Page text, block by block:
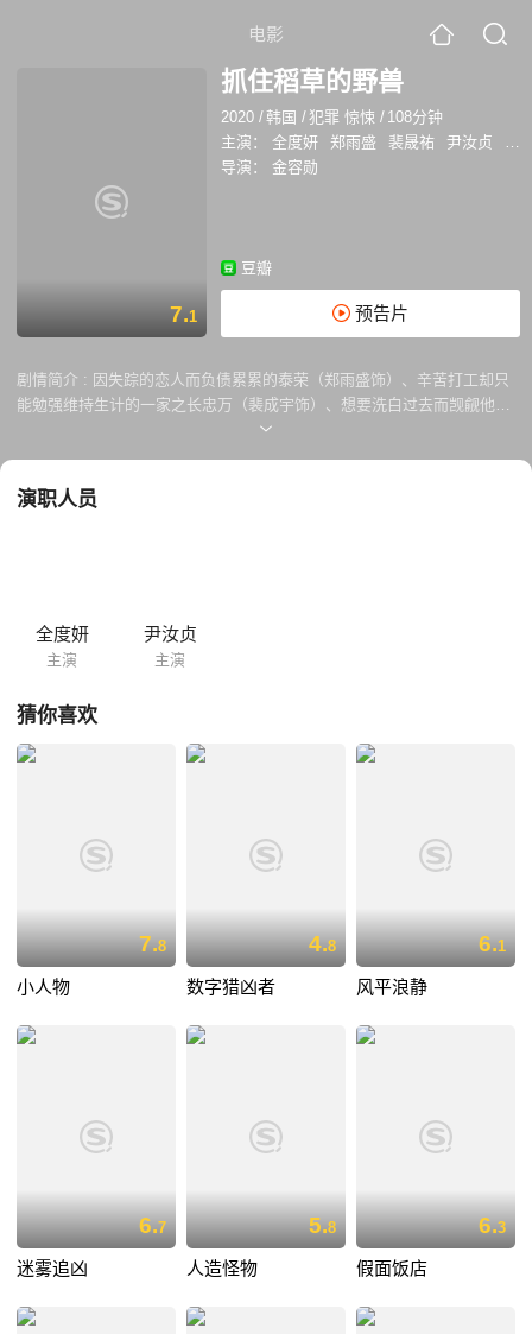
电影
7.1
抓住稻草的野兽
2020 /韩国 /犯罪 惊悚 / 108分钟
主演：
全度妍 郑雨盛 裴晟祐 尹汝贞
郑
导演：
金容勋
豆瓣
预告片
剧情简介 : 因失踪的恋人而负债累累的泰荣（郑雨盛饰）、辛苦打工却只
能勉强维持生计的一家之长忠万（裴成宇饰）、想要洗白过去而觊觎他人
所有的妍希（全度妍饰），以及高利贷放贷者朴社长（郑满植饰）、因欠
的这些人，都将一个钱袋视为自己人生的最后机会，从而引发了一连串始
演职人员
全度妍
主演
尹汝贞
主演
猜你喜欢
7.8
小人物
4.8
数字猎凶者
6.1
风平浪静
6.7
迷雾追凶
5.8
人造怪物
6.3
假面饭店